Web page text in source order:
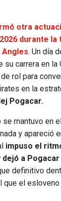
otra
durante
Angles. Un día
carrera en la
rol para
en la
Pogacar.
se mantuvo en
y apareció
impuso el
a
definitivo
que el